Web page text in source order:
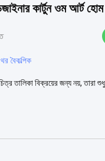
কার্টুন ওম আর্ট
বৈকল্পিক
তালিকা বিক্রয়ের জন্য নয়, তারা